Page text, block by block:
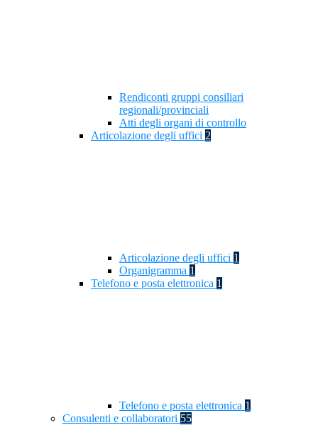
Rendiconti gruppi consiliari
regionali/provinciali
Atti degli organi di controllo
Articolazione degli uffici 2
Articolazione degli uffici 1
Organigramma 1
Telefono e posta elettronica 1
Telefono e posta elettronica 1
Consulenti e collaboratori 55